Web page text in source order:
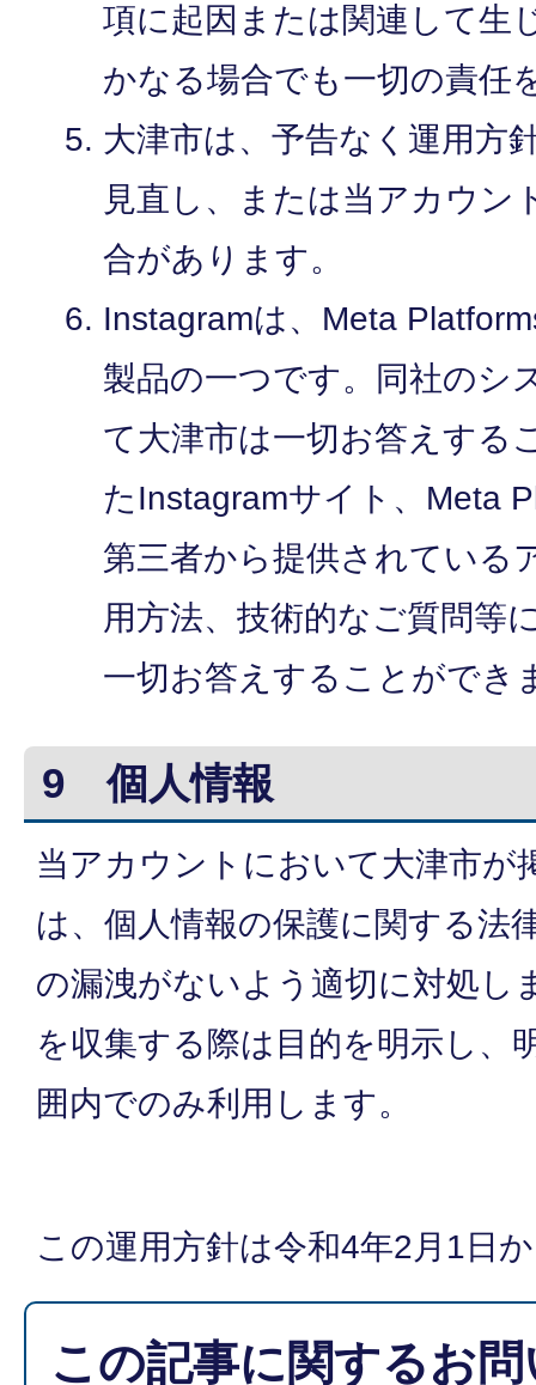
項に起因または関連して生
かなる場合でも一切の責任
大津市は、予告なく運用方
見直し、または当アカウン
合があります。
Instagramは、Meta
製品の一つです。同社のシ
て大津市は一切お答えする
たInstagramサイト、Meta
第三者から提供されている
用方法、技術的なご質問等
一切お答えすることができ
9 個人情報
当アカウントにおいて大津市が
は、個人情報の保護に関する法
の漏洩がないよう適切に対処し
を収集する際は目的を明示し、
囲内でのみ利用します。
この運用方針は令和4年2月1日
この記事に関するお